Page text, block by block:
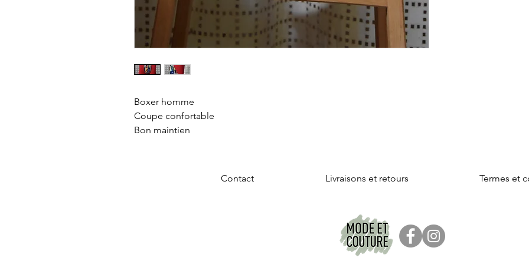
Boxer homme
Coupe confortable
Bon maintien
Contact Livraisons et retours Termes et